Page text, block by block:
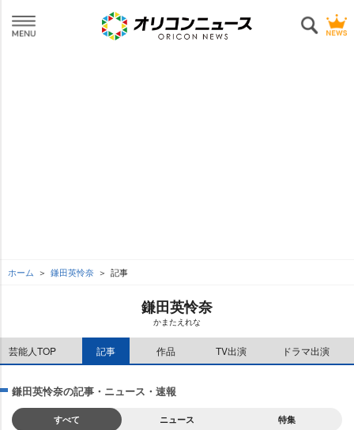
ホーム 鎌田英怜奈 記事
鎌田英怜奈
かまたえれな
芸能人TOP 記事 作品 TV出演 ドラマ出演
鎌田英怜奈の記事・ニュース・速報
すべて ニュース 特集